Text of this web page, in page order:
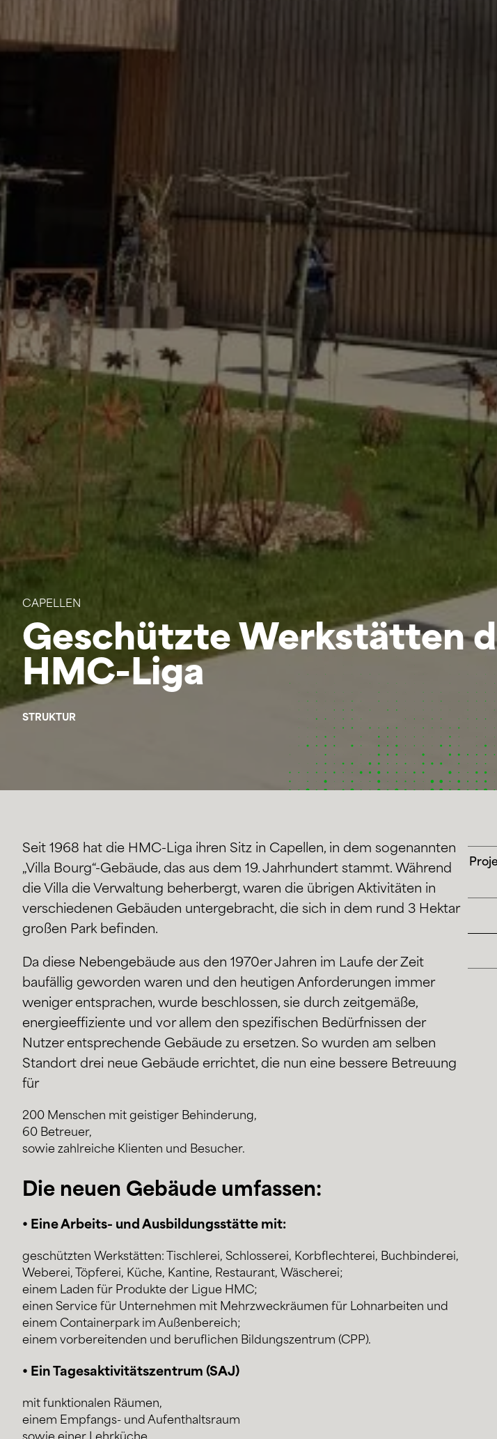
CAPELLEN
Geschützte Werkstätten
HMC-Liga
STRUKTUR
Seit 1968 hat die HMC-Liga ihren Sitz in Capellen, in dem sogenannten
„Villa Bourg“-Gebäude, das aus dem 19. Jahrhundert stammt. Während
die Villa die Verwaltung beherbergt, waren die übrigen Aktivitäten in
verschiedenen Gebäuden untergebracht, die sich in dem rund 3 Hektar
großen Park befinden.
Da diese Nebengebäude aus den 1970er Jahren im Laufe der Zeit
baufällig geworden waren und den heutigen Anforderungen immer
weniger entsprachen, wurde beschlossen, sie durch zeitgemäße,
energieeffiziente und vor allem den spezifischen Bedürfnissen der
Nutzer entsprechende Gebäude zu ersetzen. So wurden am selben
Standort drei neue Gebäude errichtet, die nun eine bessere Betreuung
für
200 Menschen mit geistiger Behinderung,
60 Betreuer,
sowie zahlreiche Klienten und Besucher.
Die neuen Gebäude umfassen:
• Eine Arbeits- und Ausbildungsstätte mit:
geschützten Werkstätten: Tischlerei, Schlosserei, Korbflechterei, Buchbinderei,
Weberei, Töpferei, Küche, Kantine, Restaurant, Wäscherei;
einem Laden für Produkte der Ligue HMC;
einen Service für Unternehmen mit Mehrzweckräumen für Lohnarbeiten und
einem Containerpark im Außenbereich;
einem vorbereitenden und beruflichen Bildungszentrum (CPP).
• Ein Tagesaktivitätszentrum (SAJ)
mit funktionalen Räumen,
einem Empfangs- und Aufenthaltsraum